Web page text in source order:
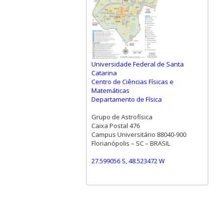
Universidade Federal de Santa
Catarina
Centro de Ciências Físicas e
Matemáticas
Departamento de Física
Grupo de Astrofísica
Caixa Postal 476
Campus Universitário 88040-900
Florianópolis – SC – BRASIL
27.599056 S, 48.523472 W